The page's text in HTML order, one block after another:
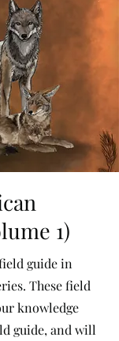
1)
guide in
These field
knowledge
guide, and will